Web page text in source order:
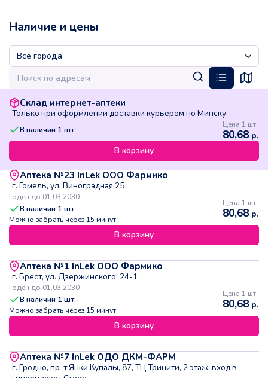
Наличие и цены
Склад интернет-аптеки
Только при оформлении доставки курьером по Минску
В наличии 1 шт. Цена 1 шт.
80,68р.
В корзину
Аптека №23 InLek ООО Фармико
г. Гомель, ул. Виноградная 25
Годен до 01.03.2030
В наличии 1 шт.
Можно забрать через 15 минут
Цена 1 шт.
80,68р.
В корзину
Аптека №1 InLek ООО Фармико
г. Брест, ул. Дзержинского, 24-1
Годен до 01.03.2030
В наличии 1 шт.
Можно забрать через 15 минут
Цена 1 шт.
80,68р.
В корзину
Аптека №7 InLek ОДО ДКМ-ФАРМ
г. Гродно, пр-т Янки Купалы, 87, ТЦ Тринити, 2 этаж, вход в